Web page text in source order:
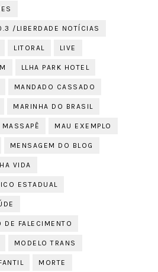
/LIBERDADE NOTÍCIAS
LITORAL LIVE
LLHA PARK HOTEL
MANDADO CASSADO
MARINHA DO BRASIL
MASSAPÊ MAU EXEMPLO
MENSAGEM DO BLOG
VIDA
ESTADUAL
FALECIMENTO
MODELO TRANS
MORTE